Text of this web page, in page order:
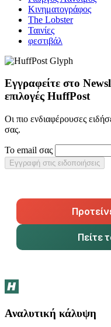
Κινηματογράφος
Τhe Lobster
Ταινίες
φεστιβάλ
Εγγραφείτε στο
επιλογές HuffPost
Οι πιο ενδιαφέρουσες
σας.
Το email σας
Εγγραφή στις ειδοποιήσεις
Πείτε
Αναλυτική κάλυψη